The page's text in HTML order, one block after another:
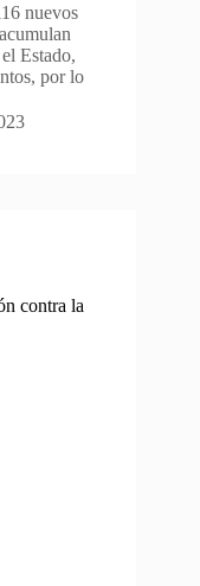
nuevos
Estado,
por lo
contra la